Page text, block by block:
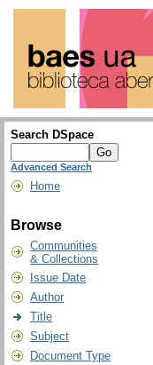
Search DSpace
Advanced Search
Home
Browse
Communities
& Collections
Issue Date
Author
Title
Subject
Document Type